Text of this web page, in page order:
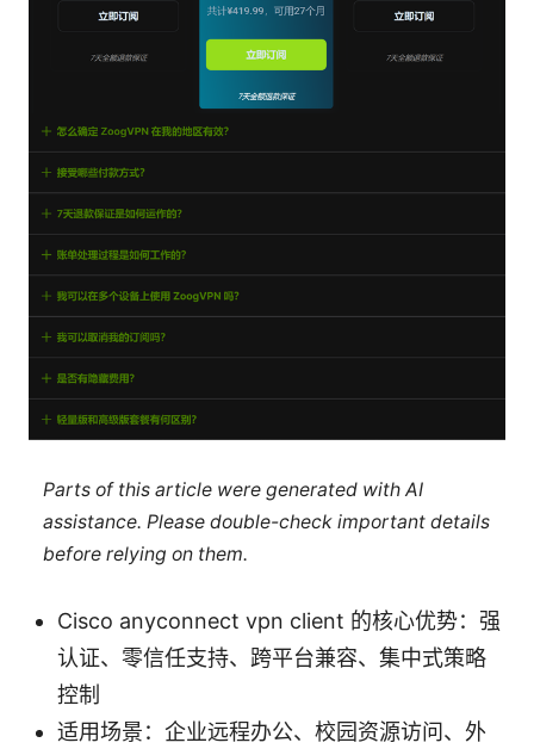
Parts of this article were generated with AI
assistance. Please double-check important details
before relying on them.
Cisco anyconnect vpn client 的核心优势：强
认证、零信任支持、跨平台兼容、集中式策略
控制
适用场景：企业远程办公、校园资源访问、外